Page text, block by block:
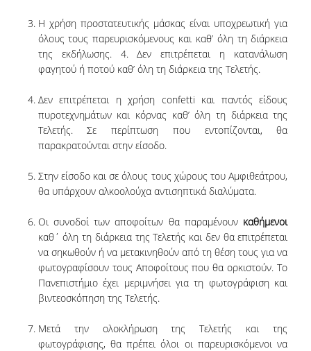
GRADUATES OF THE DEPARTMENT
JOB LISTINGS
GRADUATE PROSPECTS
ALUMNI ASSOCIATIONS
NEWS
DEPARTMENT NEWS
CONTACT
Η χρήση προστατευτικής μάσκας είναι υποχρεωτική για
όλους τους παρευρισκόμενους και καθ’ όλη τη διάρκεια
της εκδήλωσης. 4. Δεν επιτρέπεται η κατανάλωση
φαγητού ή ποτού καθ’ όλη τη διάρκεια της Τελετής.
Δεν επιτρέπεται η χρήση confetti και παντός είδους
πυροτεχνημάτων και κόρνας καθ’ όλη τη διάρκεια της
Τελετής. Σε περίπτωση που εντοπίζονται, θα
παρακρατούνται στην είσοδο.
Στην είσοδο και σε όλους τους χώρους του Αμφιθεάτρου,
θα υπάρχουν αλκοολούχα αντισηπτικά διαλύματα.
Οι συνοδοί των αποφοίτων θα παραμένουν καθήμενοι
καθ΄ όλη τη διάρκεια της Τελετής και δεν θα επιτρέπεται
να σηκωθούν ή να μετακινηθούν από τη θέση τους για να
φωτογραφίσουν τους Αποφοίτους που θα ορκιστούν. Το
Πανεπιστήμιο έχει μεριμνήσει για τη φωτογράφιση και
βιντεοσκόπηση της Τελετής.
Μετά την ολοκλήρωση της Τελετής και της
φωτογράφισης, θα πρέπει όλοι οι παρευρισκόμενοι να